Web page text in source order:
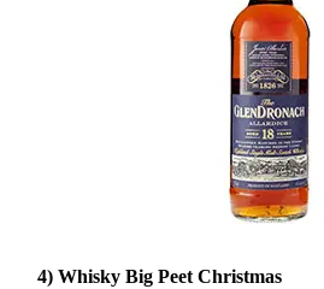
4) Whisky Big Peet Christmas